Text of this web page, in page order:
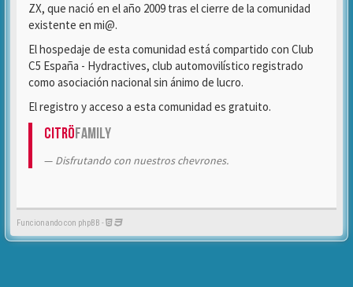
ZX, que nació en el año 2009 tras el cierre de la comunidad
existente en mi@.
El hospedaje de esta comunidad está compartido con Club
C5 España - Hydractives, club automovilístico registrado
como asociación nacional sin ánimo de lucro.
El registro y acceso a esta comunidad es gratuito.
CitröFamily
Disfrutando con nuestros chevrones.
Funcionando con phpBB -